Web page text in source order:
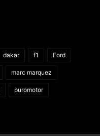
dakar f1 Ford
marc marquez
puromotor